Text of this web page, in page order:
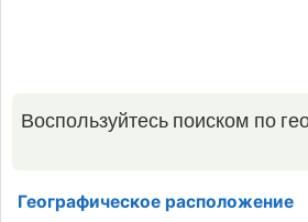
Воспользуйтесь поиском по
Географическое расположение